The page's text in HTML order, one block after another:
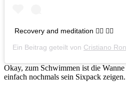
Recovery and meditation 🧘‍♂️ 👌🏻
Ein Beitrag geteilt von Cristiano
Okay, zum Schwimmen ist die
einfach nochmals sein Sixpack zeigen.